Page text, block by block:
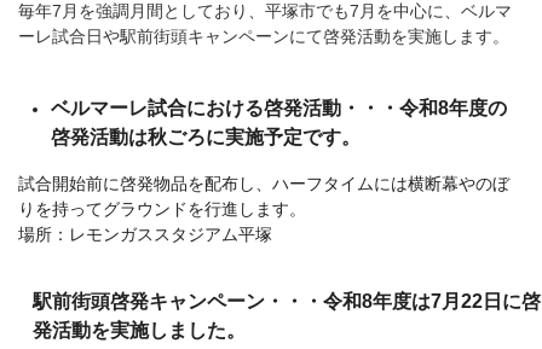
毎年7月を強調月間としており、平塚市でも7月を中心に、ベルマ
ーレ試合日や駅前街頭キャンペーンにて啓発活動を実施します。
ベルマーレ試合における啓発活動・・・令和8年度の
啓発活動は秋ごろに実施予定です。
試合開始前に啓発物品を配布し、ハーフタイムには横断幕やのぼ
りを持ってグラウンドを行進します。
場所：レモンガススタジアム平塚
駅前街頭啓発キャンペーン・・・令和8年度は7月22日に啓
発活動を実施しました。